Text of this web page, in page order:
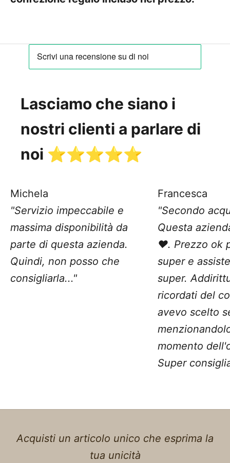
Lasciamo che siano i
nostri clienti a parlare di
noi ⭐️⭐️⭐️⭐️⭐️
Michela
"Servizio impeccabile e
massima disponibilità da
parte di questa azienda.
Quindi, non posso che
consigliarla..."
Francesca
"Secondo
Questa
❤️. Prezzo ok
super e
super.
ricordati del
avevo scelto
momento
Super
Acquisti un articolo unico che esprima la
tua unicità